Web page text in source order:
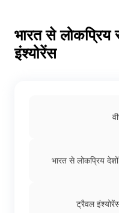
भारत से लोकप्रिय
इंश्योरेंस
भारत से लोकप्रिय
ट्रैवल